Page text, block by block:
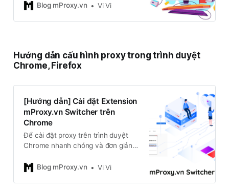
một website nào đó, dựa vào các
Blog mProxy.vn Vi Vi
Hướng dẫn cấu hình proxy trong trình duyệt
Chrome, Firefox
[Hướng dẫn] Cài đặt Extension
mProxy.vn Switcher trên
Chrome
Để cài đặt proxy trên trình duyệt
Chrome nhanh chóng và đơn giản
trong hệ thống máy tính. mProxy sẽ
Blog mProxy.vn Vi Vi